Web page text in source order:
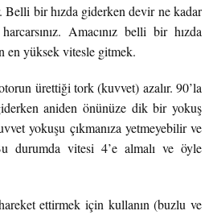
bir hızda giderken devir ne kadar
Amacınız belli bir hızda
en yüksek vitesle gitmek.
ürettiği tork (kuvvet) azalır. 90’la
aniden önünüze dik bir yokuş
yokuşu çıkmanıza yetmeyebilir ve
durumda vitesi 4’e almalı ve öyle
ettirmek için kullanın (buzlu ve